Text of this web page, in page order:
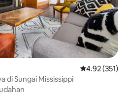
Penarafan
4.92 (351)
di Sungai Mississippi